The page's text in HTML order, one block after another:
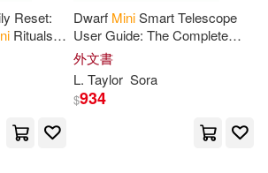
(COR)(32)
Independent Pub(21)
Reset:
Rituals
Chaos,
Dwarf MiniSmart Telescope
User Guide: The Complete
Guide to Mastering Smart
Astronomy From First-Time
Setup to
外文書
L. Taylor Sora
$934